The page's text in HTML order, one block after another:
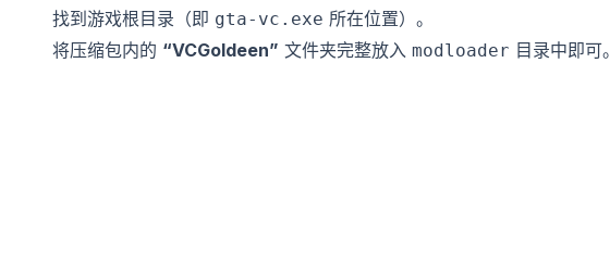
找到游戏根目录（即 gta-vc.exe 所在位置）。
将压缩包内的 “VCGoldeen” 文件夹完整放入 modloader 目录中即可。